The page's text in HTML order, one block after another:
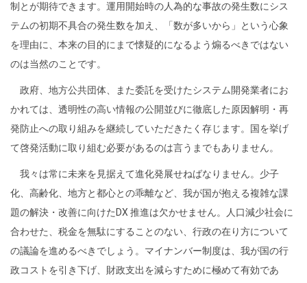
制とが期待できます。運用開始時の人為的な事故の発生数にシス
テムの初期不具合の発生数を加え、「数が多いから」という心象
を理由に、本来の目的にまで懐疑的になるよう煽るべきではない
のは当然のことです。
政府、地方公共団体、また委託を受けたシステム開発業者にお
かれては、透明性の高い情報の公開並びに徹底した原因解明・再
発防止への取り組みを継続していただきたく存じます。国を挙げ
て啓発活動に取り組む必要があるのは言うまでもありません。
我々は常に未来を見据えて進化発展せねばなりません。少子
化、高齢化、地方と都心との乖離など、我が国が抱える複雑な課
題の解決・改善に向けた DX 推進は欠かせません。人口減少社会に
合わせた、税金を無駄にすることのない、行政の在り方について
の議論を進めるべきでしょう。マイナンバー制度は、我が国の行
政コストを引き下げ、財政支出を減らすために極めて有効であ